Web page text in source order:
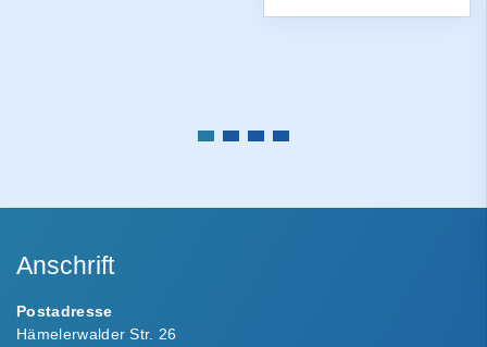
Anschrift
Postadresse
Hämelerwalder Str. 26